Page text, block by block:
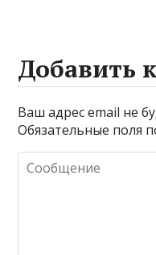
Добавить
Ваш адрес email не
Обязательные поля